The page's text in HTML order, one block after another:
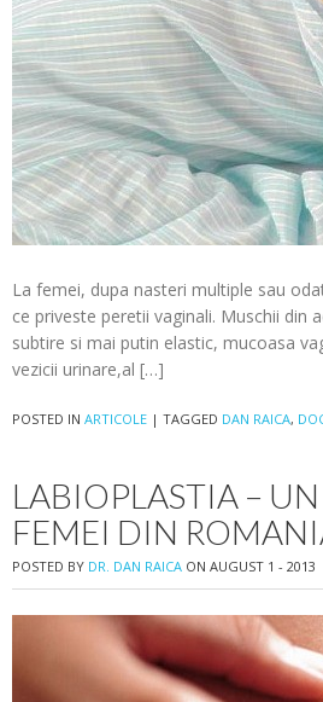
La femei, dupa nasteri multiple sau
ce priveste peretii vaginali. Muschii din
subtire si mai putin elastic, mucoasa
vezicii urinare,al […]
POSTED IN ARTICOLE | TAGGED DAN RAICA,
LABIOPLASTIA –
FEMEI DIN
POSTED BY DR. DAN RAICA ON AUGUST 1 - 2013